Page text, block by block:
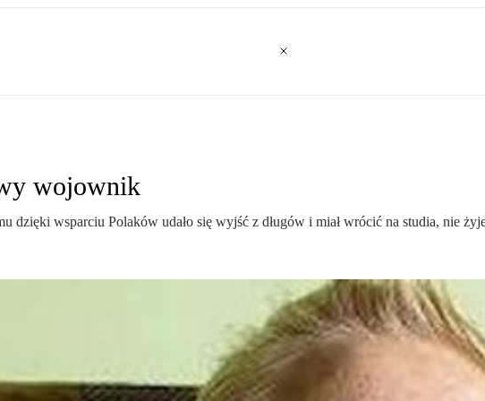
wojownik
dzięki wsparciu Polaków udało się wyjść z długów i miał wrócić na studia, nie